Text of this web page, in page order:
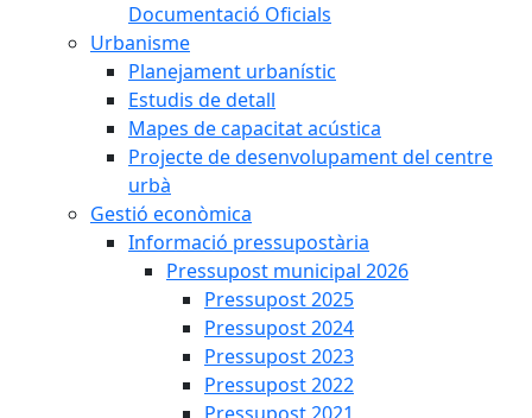
Documentació Oficials
Urbanisme
Planejament urbanístic
Estudis de detall
Mapes de capacitat acústica
Projecte de desenvolupament del centre
urbà
Gestió econòmica
Informació pressupostària
Pressupost municipal 2026
Pressupost 2025
Pressupost 2024
Pressupost 2023
Pressupost 2022